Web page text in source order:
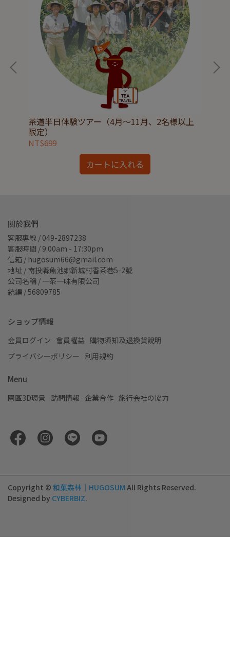
茶道半日体験ツアー（4月～11月、2名様以上
限定）
NT$699
カートに入れる
關於我們
客服專線 / 049-2897238
客服時間 / 9:00am - 17:30pm
信箱 / hugosum66@gmail.com
地址 / 南投縣魚池鄉新城村香茶巷5-2號
公司名稱 / 一茶一味有限公司
統編 / 56809785
ショップ情報
会員ログイン 會員權益 購物須知及退換貨說明
プライバシーポリシー
利用規約
Menu
園區3D環景 訪問情報 企業合作 旅行会社の協力
Copyright © 和菓森林｜HUGOSUM All Rights Reserved.
Designed by CYBERBIZ.